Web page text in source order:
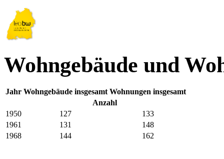
Wohngebäude und
Jahr Wohngebäude insgesamt Wohnungen insgesamt
Anzahl
1950
127
133
1961
131
148
1968
144 162